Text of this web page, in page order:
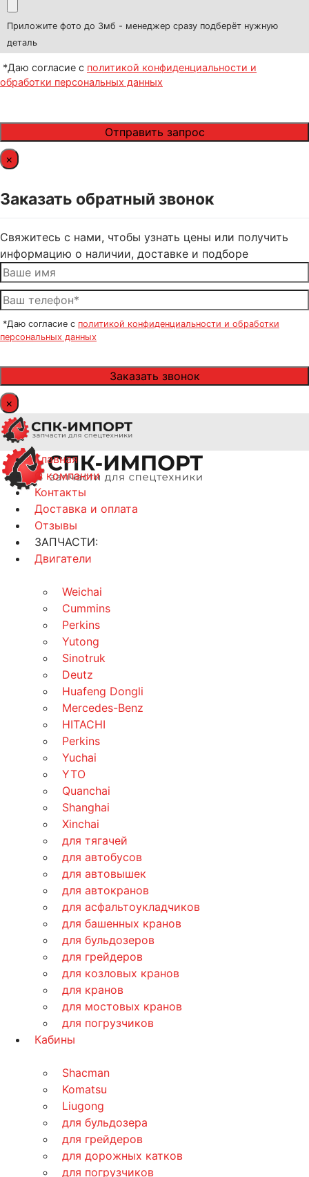
Приложите фото до 3мб - менеджер сразу подберёт нужную
деталь
*Даю согласие с политикой конфиденциальности и
обработки персональных данных
×
Заказать обратный звонок
Свяжитесь с нами, чтобы узнать цены или получить
информацию о наличии, доставке и подборе
*Даю согласие с политикой конфиденциальности и обработки
персональных данных
×
Главная
О компании
Контакты
Доставка и оплата
Отзывы
ЗАПЧАСТИ:
Двигатели
Weichai
Cummins
Perkins
Yutong
Sinotruk
Deutz
Huafeng Dongli
Mercedes-Benz
HITACHI
Perkins
Yuchai
YTO
Quanchai
Shanghai
Xinchai
для тягачей
для автобусов
для автовышек
для автокранов
для асфальтоукладчиков
для башенных кранов
для бульдозеров
для грейдеров
для козловых кранов
для кранов
для мостовых кранов
для погрузчиков
Кабины
Shacman
Komatsu
Liugong
для бульдозера
для грейдеров
для дорожных катков
для погрузчиков